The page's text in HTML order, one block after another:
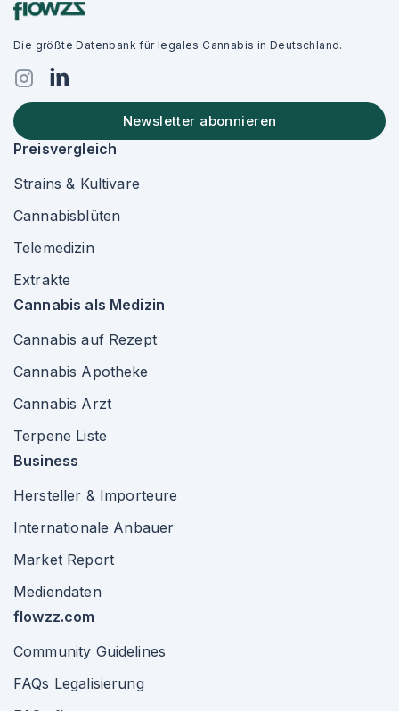
Die größte Datenbank für legales Cannabis in Deutschland.
Newsletter abonnieren
Preisvergleich
Strains & Kultivare
Cannabisblüten
Telemedizin
Extrakte
Cannabis als Medizin
Cannabis auf Rezept
Cannabis Apotheke
Cannabis Arzt
Terpene Liste
Business
Hersteller & Importeure
Internationale Anbauer
Market Report
Mediendaten
flowzz.com
Community Guidelines
FAQs Legalisierung